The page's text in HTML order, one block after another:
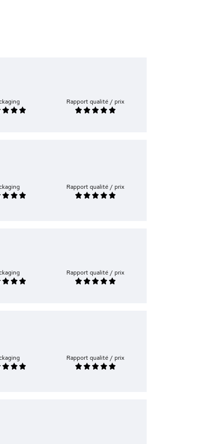
Rapport qualité / prix
Rapport qualité / prix
Rapport qualité / prix
Rapport qualité / prix